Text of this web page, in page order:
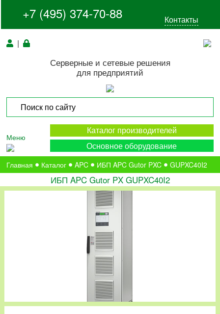
+7 (495) 374-70-88 Контакты
|
Серверные и сетевые решения
для предприятий
Меню
Каталог производителей
Основное оборудование
Главная Каталог APC ИБП APC Gutor PXC GUPXC40I2
ИБП APC Gutor PX GUPXC40I2